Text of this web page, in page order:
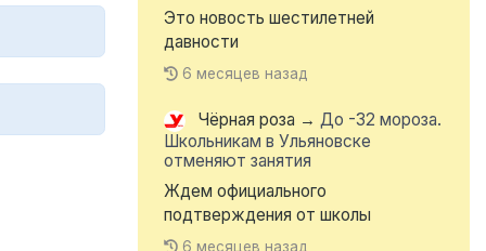
Это новость шестилетней
давности
6 месяцев назад
Чёрная роза → До -32 мороза.
Школьникам в Ульяновске
отменяют занятия
Ждем официального
подтверждения от школы
6 месяцев назад